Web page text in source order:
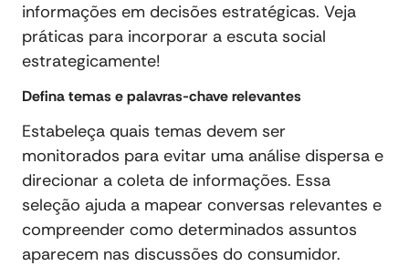
informações em decisões estratégicas. Veja
práticas para incorporar a escuta social
estrategicamente!
Defina temas e palavras-chave relevantes
Estabeleça quais temas devem ser
monitorados para evitar uma análise dispersa e
direcionar a coleta de informações. Essa
seleção ajuda a mapear conversas relevantes e
compreender como determinados assuntos
aparecem nas discussões do consumidor.